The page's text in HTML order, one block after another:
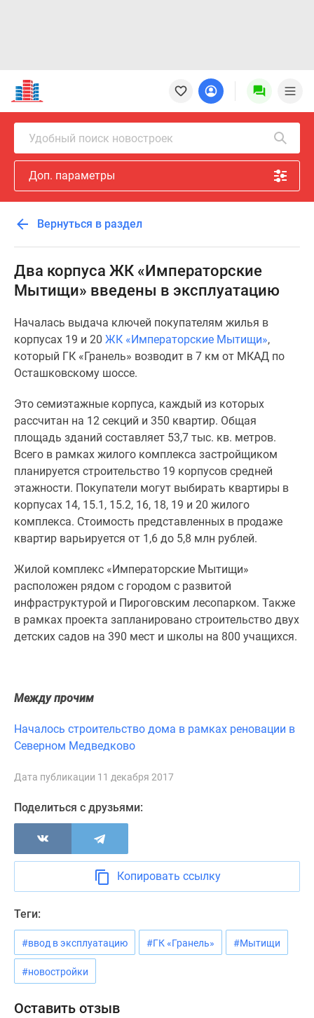
Новостройки
Квартиры
Ипотека
Новостройки
Москвы
Новостройки
Подмосковья
Новостройки
Москвы
Готовые
новостройки
Новостройки
Специальные
предложения
Коммерческие
помещения
Продавцы
застройщики
Панорамы
новостроек
Видеообзор
Экспертиза
Экология
Москвы
Подмосковья
Студии
Квартиры
Ипотечный
калькулятор
Семейная
ипотека
Военная
программы
Медиа
Новости
недвижимости
Мнение
эксперта
Удобный поиск новостроек
Доп. параметры
Вернуться в раздел
Два корпуса ЖК «Императорские
Мытищи» введены в эксплуатацию
Началась выдача ключей покупателям жилья в
корпусах 19 и 20 ЖК «Императорские Мытищи»,
который ГК «Гранель» возводит в 7 км от МКАД по
Осташковскому шоссе.
Это семиэтажные корпуса, каждый из которых
рассчитан на 12 секций и 350 квартир. Общая
площадь зданий составляет 53,7 тыс. кв. метров.
Всего в рамках жилого комплекса застройщиком
планируется строительство 19 корпусов средней
этажности. Покупатели могут выбирать квартиры в
корпусах 14, 15.1, 15.2, 16, 18, 19 и 20 жилого
комплекса. Стоимость представленных в продаже
квартир варьируется от 1,6 до 5,8 млн рублей.
Жилой комплекс «Императорские Мытищи»
расположен рядом с городом с развитой
инфраструктурой и Пироговским лесопарком. Также
в рамках проекта запланировано строительство двух
детских садов на 390 мест и школы на 800 учащихся.
Между прочим
Началось строительство дома в рамках реновации в
Северном Медведково
Дата публикации 11 декабря 2017
Поделиться с друзьями:
Копировать ссылку
Теги:
#ввод в эксплуатацию #ГК «Гранель» #Мытищи
#новостройки
Оставить отзыв